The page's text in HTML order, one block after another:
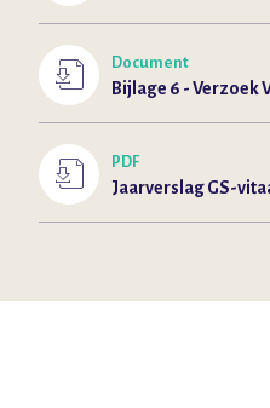
Document
Bijlage 6 -
PDF
Jaarverslag GS-